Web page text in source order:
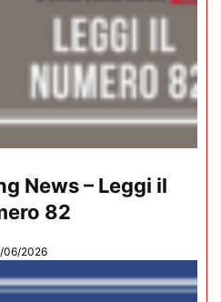
News – Leggi il
82
06/2026